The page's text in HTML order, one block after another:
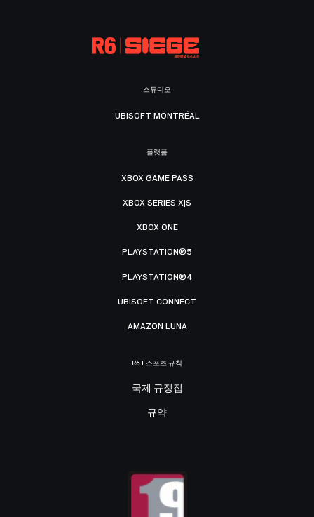
스튜디오
UBISOFT MONTRÉAL
플랫폼
XBOX GAME PASS
XBOX SERIES X|S
XBOX ONE
PLAYSTATION®5
PLAYSTATION®4
UBISOFT CONNECT
AMAZON LUNA
R6 E스포츠 규칙
국제 규정집
규약